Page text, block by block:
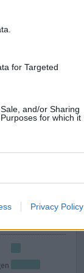
for Targeted
and/or Sharing
for which it
Privacy Policy
zou dit
0 reacties